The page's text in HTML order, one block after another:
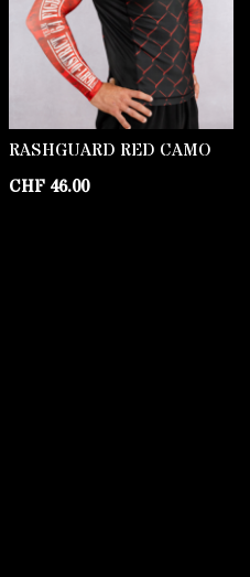
RASHGUARD RED CAMO
CHF 46.00